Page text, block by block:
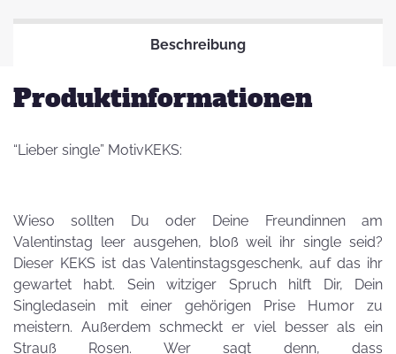
Beschreibung
Produktinformationen
“Lieber single” MotivKEKS:
Wieso sollten Du oder Deine Freundinnen am
Valentinstag leer ausgehen, bloß weil ihr single seid?
Dieser KEKS ist das Valentinstagsgeschenk, auf das ihr
gewartet habt. Sein witziger Spruch hilft Dir, Dein
Singledasein mit einer gehörigen Prise Humor zu
meistern. Außerdem schmeckt er viel besser als ein
Strauß Rosen. Wer sagt denn, dass